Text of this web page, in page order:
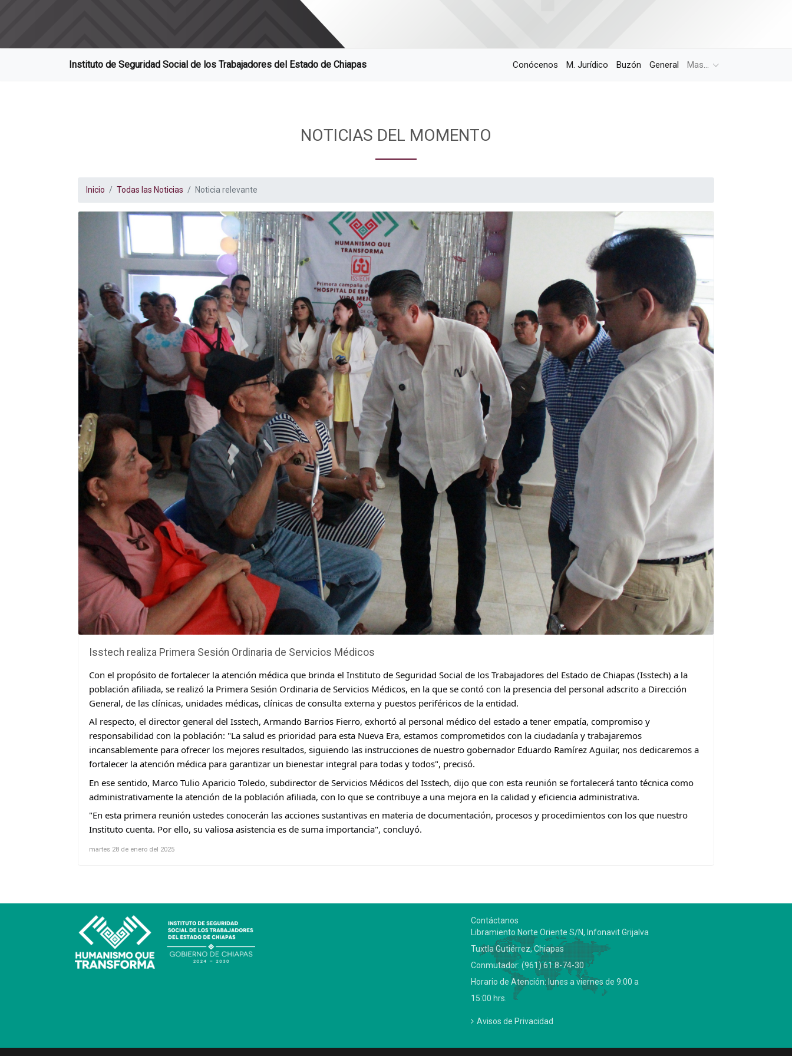
Instituto de Seguridad Social de los Trabajadores del Estado de Chiapas Conócenos M. Jurídico Buzón General Mas...
NOTICIAS DEL MOMENTO
Inicio Todas las Noticias Noticia relevante
Isstech realiza Primera Sesión Ordinaria de Servicios Médicos
Con el propósito de fortalecer la atención médica que brinda el Instituto de Seguridad Social de los Trabajadores del Estado de Chiapas (Isstech) a la
población afiliada, se realizó la Primera Sesión Ordinaria de Servicios Médicos, en la que se contó con la presencia del personal adscrito a Dirección
General, de las clínicas, unidades médicas, clínicas de consulta externa y puestos periféricos de la entidad.
Al respecto, el director general del Isstech, Armando Barrios Fierro, exhortó al personal médico del estado a tener empatía, compromiso y
responsabilidad con la población: "La salud es prioridad para esta Nueva Era, estamos comprometidos con la ciudadanía y trabajaremos
incansablemente para ofrecer los mejores resultados, siguiendo las instrucciones de nuestro gobernador Eduardo Ramírez Aguilar, nos dedicaremos a
fortalecer la atención médica para garantizar un bienestar integral para todas y todos", precisó.
En ese sentido, Marco Tulio Aparicio Toledo, subdirector de Servicios Médicos del Isstech, dijo que con esta reunión se fortalecerá tanto técnica como
administrativamente la atención de la población afiliada, con lo que se contribuye a una mejora en la calidad y eficiencia administrativa.
"En esta primera reunión ustedes conocerán las acciones sustantivas en materia de documentación, procesos y procedimientos con los que nuestro
Instituto cuenta. Por ello, su valiosa asistencia es de suma importancia", concluyó.
martes 28 de enero del 2025
Contáctanos
Libramiento Norte Oriente S/N, Infonavit Grijalva
Tuxtla Gutiérrez, Chiapas
Conmutador: (961) 61 8-74-30
Horario de Atención: lunes a viernes de 9:00 a
15:00 hrs.
Avisos de Privacidad